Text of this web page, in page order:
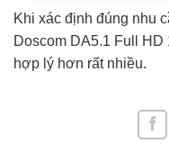
Khi xác định đúng nhu
Doscom DA5.1 Full
hợp lý hơn rất nhiều.